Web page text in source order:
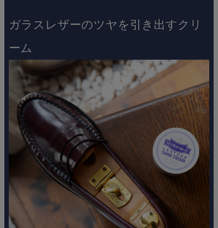
ガラスレザーのツヤを引き出すクリ
ーム